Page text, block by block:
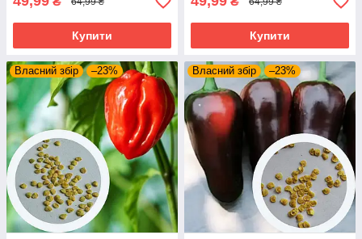
Купити Купити
Власний збір –23% Власний збір –23%